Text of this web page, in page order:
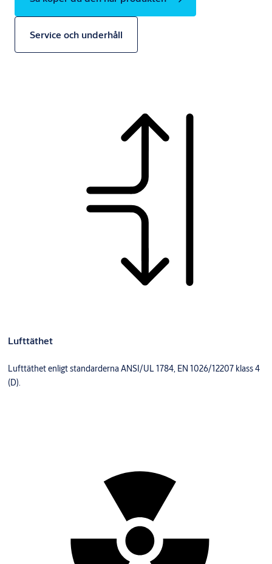
Service och underhåll
Lufttäthet
Lufttäthet enligt standarderna ANSI/UL 1784, EN 1026/12207 klass 4
(D).